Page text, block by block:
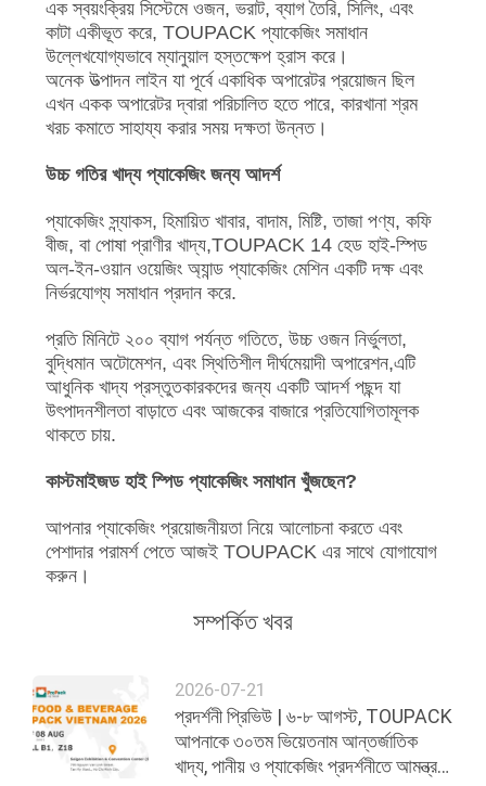
এক স্বয়ংক্রিয় সিস্টেমে ওজন, ভরাট, ব্যাগ তৈরি, সিলিং, এবং
কাটা একীভূত করে, TOUPACK প্যাকেজিং সমাধান
উল্লেখযোগ্যভাবে ম্যানুয়াল হস্তক্ষেপ হ্রাস করে।
অনেক উত্পাদন লাইন যা পূর্বে একাধিক অপারেটর প্রয়োজন ছিল
এখন একক অপারেটর দ্বারা পরিচালিত হতে পারে, কারখানা শ্রম
খরচ কমাতে সাহায্য করার সময় দক্ষতা উন্নত।
উচ্চ গতির খাদ্য প্যাকেজিং জন্য আদর্শ
প্যাকেজিং স্ন্যাকস, হিমায়িত খাবার, বাদাম, মিষ্টি, তাজা পণ্য, কফি
বীজ, বা পোষা প্রাণীর খাদ্য,TOUPACK 14 হেড হাই-স্পিড
অল-ইন-ওয়ান ওয়েজিং অ্যান্ড প্যাকেজিং মেশিন একটি দক্ষ এবং
নির্ভরযোগ্য সমাধান প্রদান করে.
প্রতি মিনিটে ২০০ ব্যাগ পর্যন্ত গতিতে, উচ্চ ওজন নির্ভুলতা,
বুদ্ধিমান অটোমেশন, এবং স্থিতিশীল দীর্ঘমেয়াদী অপারেশন,এটি
আধুনিক খাদ্য প্রস্তুতকারকদের জন্য একটি আদর্শ পছন্দ যা
উৎপাদনশীলতা বাড়াতে এবং আজকের বাজারে প্রতিযোগিতামূলক
থাকতে চায়.
কাস্টমাইজড হাই স্পিড প্যাকেজিং সমাধান খুঁজছেন?
আপনার প্যাকেজিং প্রয়োজনীয়তা নিয়ে আলোচনা করতে এবং
পেশাদার পরামর্শ পেতে আজই TOUPACK এর সাথে যোগাযোগ
করুন।
সম্পর্কিত খবর
2026-07-21
প্রদর্শনী প্রিভিউ | ৬-৮ আগস্ট, TOUPACK
আপনাকে ৩০তম ভিয়েতনাম আন্তর্জাতিক
খাদ্য, পানীয় ও প্যাকেজিং প্রদর্শনীতে আমন্ত্রণ